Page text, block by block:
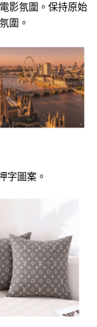
影氛圍。保持原始
圍。
字圖案。